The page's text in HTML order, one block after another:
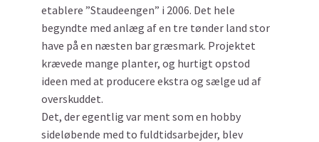
etablere ”Staudeengen” i 2006. Det hele
begyndte med anlæg af en tre tønder land stor
have på en næsten bar græsmark. Projektet
krævede mange planter, og hurtigt opstod
ideen med at producere ekstra og sælge ud af
overskuddet.
Det, der egentlig var ment som en hobby
sideløbende med to fuldtidsarbejder, blev